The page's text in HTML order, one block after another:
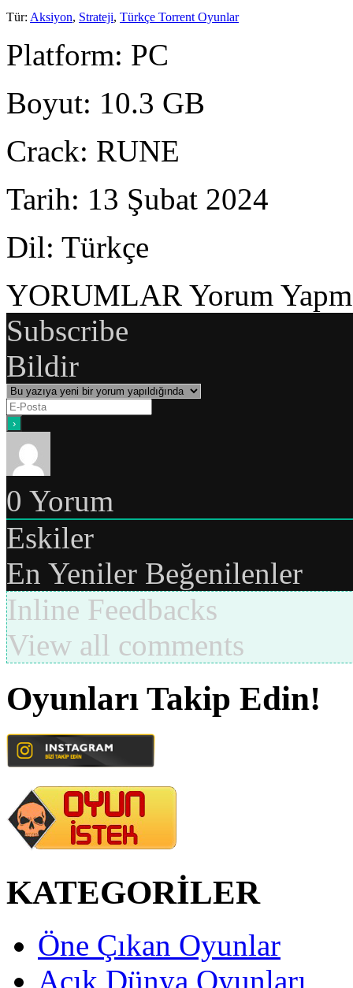
Tür: Aksiyon, Strateji, Türkçe Torrent Oyunlar
Platform: PC
Boyut: 10.3 GB
Crack: RUNE
Tarih: 13 Şubat 2024
Dil: Türkçe
YORUMLAR Yorum
Subscribe
Bildir
0 Yorum
Eskiler
En Yeniler Beğenilenler
Inline Feedbacks
View all comments
Oyunları Takip Edin!
KATEGORİLER
Öne Çıkan Oyunlar
Açık Dünya Oyunları